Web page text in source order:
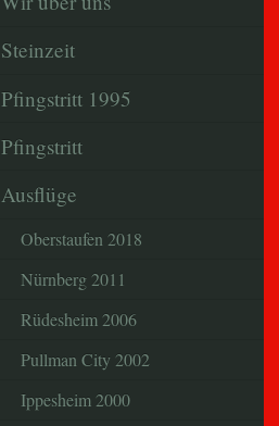
Steinzeit
Pfingstritt 1995
Pfingstritt
Ausflüge
Oberstaufen 2018
Nürnberg 2011
Rüdesheim 2006
Pullman City 2002
Ippesheim 2000